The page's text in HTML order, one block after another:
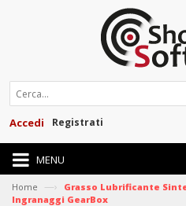
Registrati
Accedi
MENU
Home —›
Grasso Lubrificante
Ingranaggi GearBox